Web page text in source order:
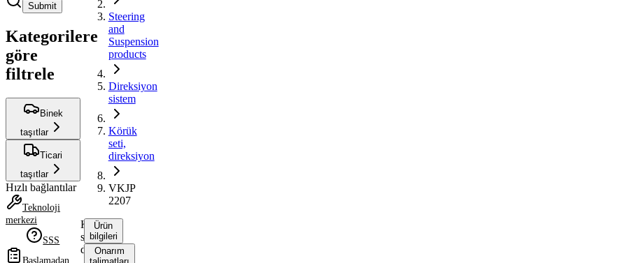
Submit
Kategorilere
göre
filtrele
Binek
taşıtlar
Ticari
taşıtlar
Hızlı bağlantılar
Teknoloji
merkezi
SSS
Başlamadan
Steering
and
Suspension
products
Direksiyon
sistem
Körük
seti,
direksiyon
VKJP
2207
Körük
seti,
direksiyon
Ürün
bilgileri
Onarım